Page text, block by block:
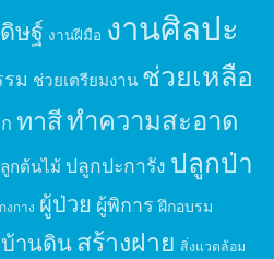
ษฐ์ งานฝีมือ งานศิลปะ
ม ช่วยเตรียมงาน ช่วยเหลือ
ทาสีทำความสะอาด
กต้นไม้ ปลูกปะการัง ปลูกป่า
งกาง ผู้ป่วย ผู้พิการ ฝึกอบรม
บ้านดินสร้างฝาย สิ่งแวดล้อม